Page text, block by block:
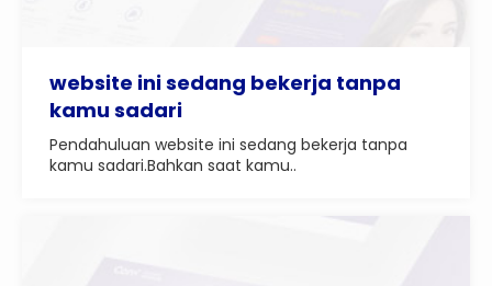
website ini sedang bekerja tanpa
kamu sadari
Pendahuluan website ini sedang bekerja tanpa
kamu sadari.Bahkan saat kamu..